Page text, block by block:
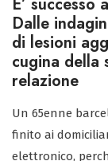
Dalle
di lesioni
cugina della
relazione
Un 65enne
finito ai
elettronico,